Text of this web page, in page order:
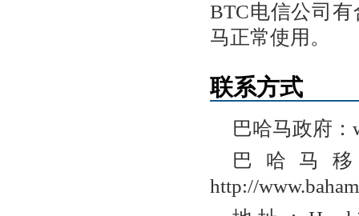
BTC电信公司
马正常使用。
联系方式
巴哈马政府：
巴哈马
http://